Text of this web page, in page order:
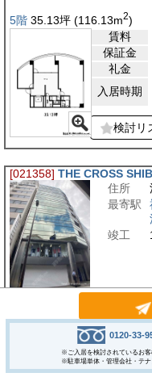
5階 35.13坪 (116.13m2)
賃料
保証金
礼金
入居時期
検討リ
[021358] THE CROSS
住所
最寄駅
竣工
MAC渋谷ビルは、渋谷エリア
を兼ね備えたオフィスビルで
しやすく、企業の存在感も示
5階26.38坪(87.23m2)
0120-33-
※ご入居を検討されているお客
※駐車場単体・管理会社・テナ